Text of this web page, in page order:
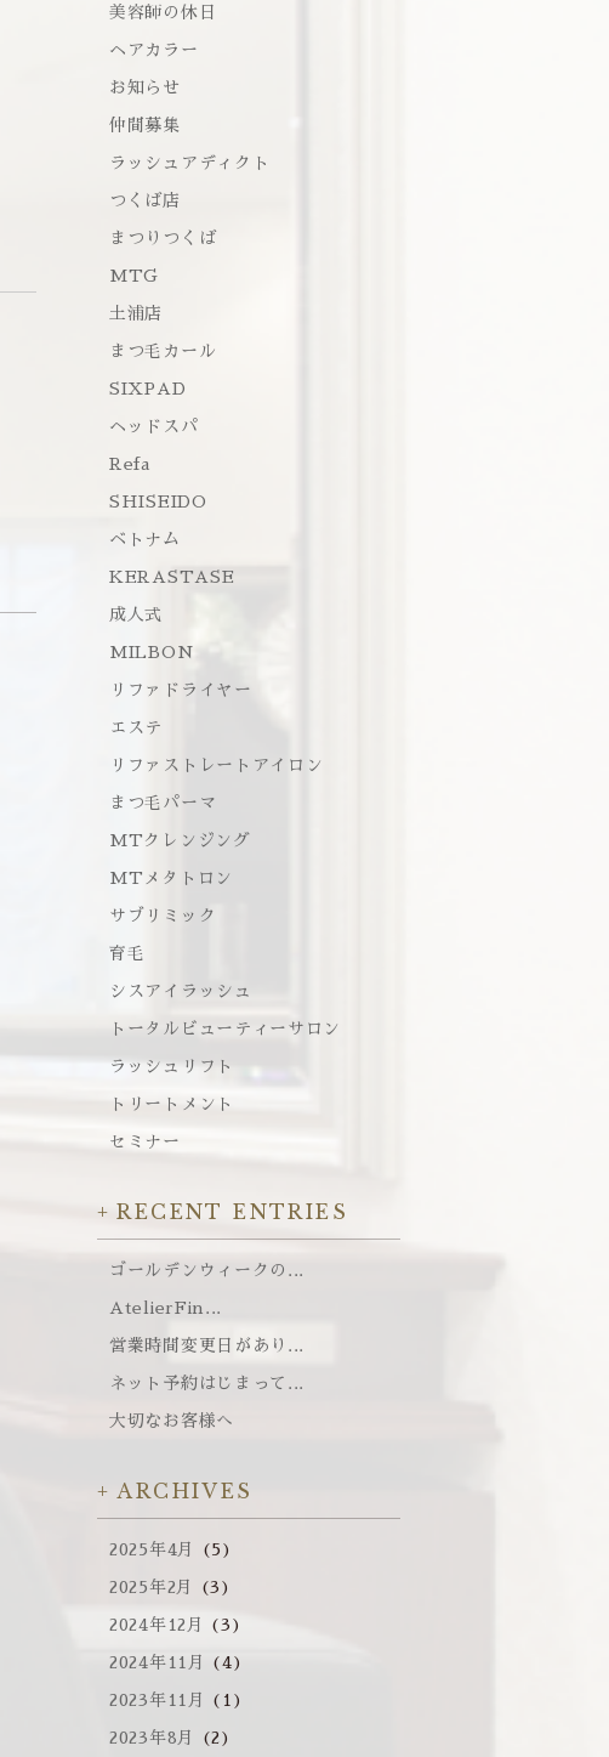
美容師の休日
ヘアカラー
お知らせ
仲間募集
ラッシュアディクト
つくば店
まつりつくば
MTG
土浦店
まつ毛カール
SIXPAD
ヘッドスパ
Refa
SHISEIDO
ベトナム
KERASTASE
成人式
MILBON
リファドライヤー
エステ
リファストレートアイロン
まつ毛パーマ
MTクレンジング
MTメタトロン
サブリミック
育毛
シスアイラッシュ
トータルビューティーサロン
ラッシュリフト
トリートメント
セミナー
RECENT ENTRIES
ゴールデンウィークの...
AtelierFin...
営業時間変更日があり...
ネット予約はじまって...
大切なお客様へ
ARCHIVES
2025年4月 (5)
2025年2月 (3)
2024年12月 (3)
2024年11月 (4)
2023年11月 (1)
2023年8月 (2)